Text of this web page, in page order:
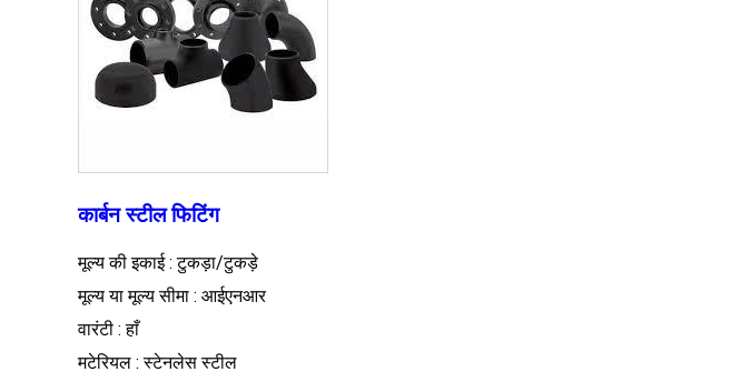
कार्बन स्टील फिटिंग
मूल्य की इकाई : टुकड़ा/टुकड़े
मूल्य या मूल्य सीमा : आईएनआर
वारंटी : हाँ
मटेरियल : स्टेनलेस स्टील